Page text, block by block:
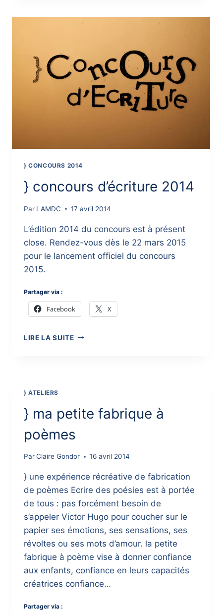
DE
CIEL
} CONCOURS 2014
} concours d’écriture 2014
Par LAMDC 17 avril 2014
L’édition 2014 du concours est à présent
close. Rendez-vous dès le 22 mars 2015
pour le lancement officiel du concours
2015.
Partager via :
Facebook X
LIRE LA SUITE}
} ATELIERS
} ma petite fabrique à
poèmes
ParClaire Gondor 16 avril 2014
} une expérience récréative de fabrication
de poèmes Ecrire des poésies est à portée
de tous : pas forcément besoin de
s’appeler Victor Hugo pour coucher sur le
papier ses émotions, ses sensations, ses
révoltes ou ses mots d’amour. la petite
fabrique à poème vise à donner confiance
aux enfants, confiance en leurs capacités
créatrices confiance…
Partager via :